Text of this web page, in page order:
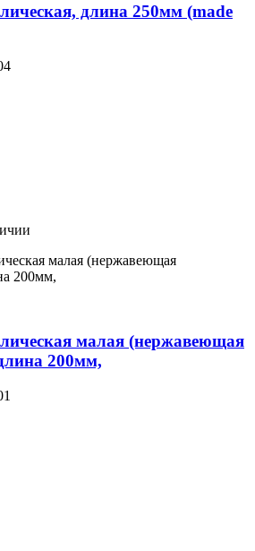
длина 250мм (made
малая (нержавеющая
200мм,